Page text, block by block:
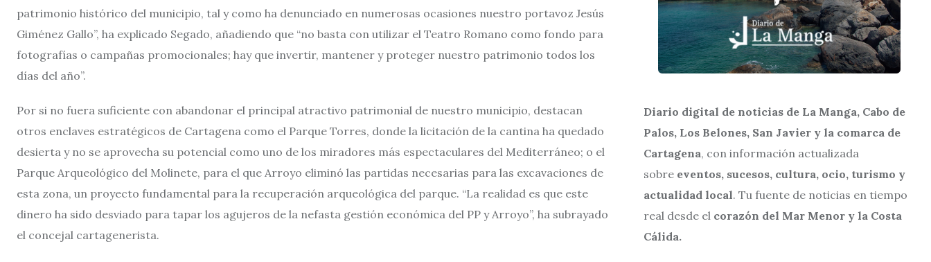
patrimonio histórico del municipio, tal y como ha denunciado en numerosas ocasiones nuestro portavoz Jesús
Giménez Gallo”, ha explicado Segado, añadiendo que “no basta con utilizar el Teatro Romano como fondo para
fotografías o campañas promocionales; hay que invertir, mantener y proteger nuestro patrimonio todos los
días del año”.
Por si no fuera suficiente con abandonar el principal atractivo patrimonial de nuestro municipio, destacan
otros enclaves estratégicos de Cartagena como el Parque Torres, donde la licitación de la cantina ha quedado
desierta y no se aprovecha su potencial como uno de los miradores más espectaculares del Mediterráneo; o el
Parque Arqueológico del Molinete, para el que Arroyo eliminó las partidas necesarias para las excavaciones de
esta zona, un proyecto fundamental para la recuperación arqueológica del parque. “La realidad es que este
dinero ha sido desviado para tapar los agujeros de la nefasta gestión económica del PP y Arroyo”, ha subrayado
el concejal cartagenerista.
Diario digital de noticias de La Manga, Cabo de
Palos, Los Belones, San Javier y la comarca de
Cartagena, con información actualizada
sobre eventos, sucesos, cultura, ocio, turismo y
actualidad local. Tu fuente de noticias en tiempo
real desde el corazón del Mar Menor y la Costa
Cálida.